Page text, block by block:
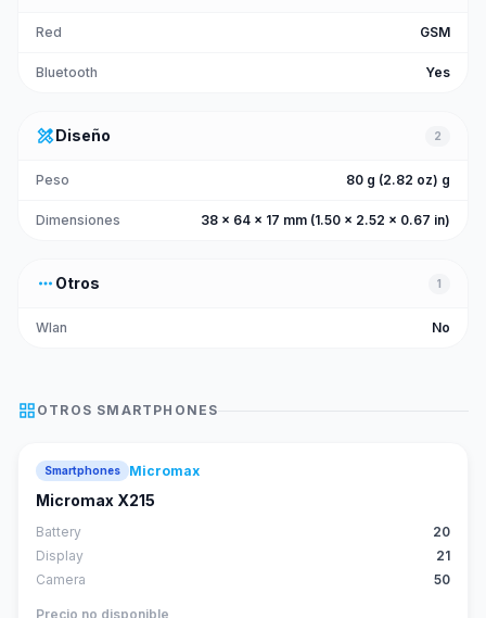
Red GSM
Bluetooth Yes
design_servicesDiseño 2
Peso 80 g (2.82 oz) g
Dimensiones 38 x 64 x 17 mm (1.50 x 2.52 x 0.67 in)
more_horiz Otros 1
Wlan No
grid_view OTROS SMARTPHONES
Smartphones Micromax
Micromax X215
Battery
20
Display
21
Camera
50
Precio no disponible